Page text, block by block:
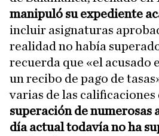
manipuló su expediente
incluir asignaturas
realidad no había
recuerda que «el acusado
un recibo de pago de
varias de las calificaciones
superación de numerosas
día actual todavía no ha